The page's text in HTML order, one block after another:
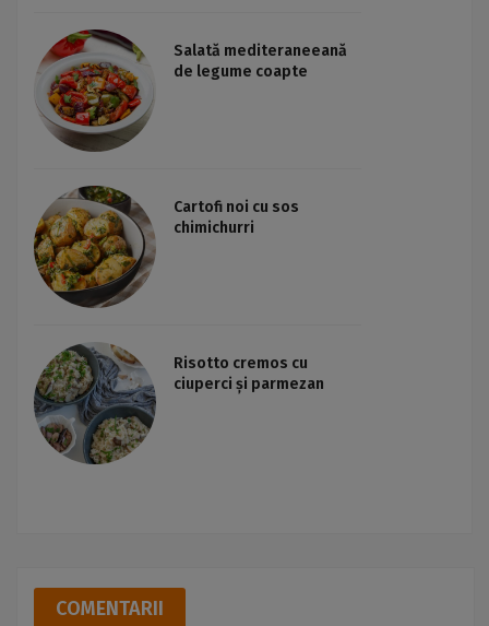
Salată mediteraneeană
de legume coapte
Cartofi noi cu sos
chimichurri
Risotto cremos cu
ciuperci și parmezan
COMENTARII